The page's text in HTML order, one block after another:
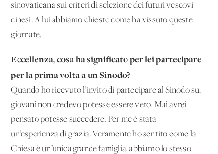
sinovaticana sui criteri di selezione dei futuri vescovi
cinesi. A lui abbiamo chiesto come ha vissuto queste
giornate.
Eccellenza, cosa ha significato per lei partecipare
per la prima volta a un Sinodo?
Quando ho ricevuto l’invito di partecipare al Sinodo sui
giovani non credevo potesse essere vero. Mai avrei
pensato potesse succedere. Per me è stata
un’esperienza di grazia. Veramente ho sentito come la
Chiesa è un’unica grande famiglia, abbiamo lo stesso